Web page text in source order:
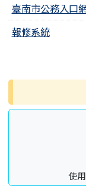
臺南市公務入口
報修系統
右邊區域內容
使